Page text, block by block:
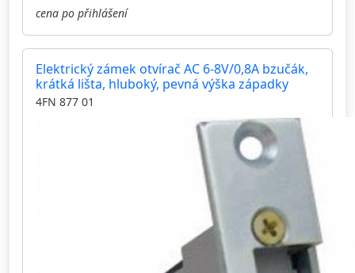
cena po přihlášení
Elektrický zámek otvírač AC 6-8V/0,8A bzučák,
krátká lišta, hluboký, pevná výška západky
4FN 877 01